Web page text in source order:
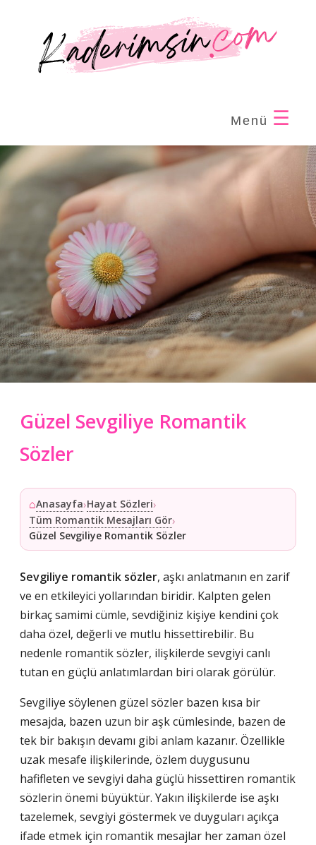
Menü ☰
Güzel Sevgiliye Romantik
Sözler
⌂Anasayfa›Hayat Sözleri›
Tüm Romantik Mesajları Gör›
Güzel Sevgiliye Romantik Sözler
Sevgiliye romantik sözler, aşkı anlatmanın en zarif
ve en etkileyici yollarından biridir. Kalpten gelen
birkaç samimi cümle, sevdiğiniz kişiye kendini çok
daha özel, değerli ve mutlu hissettirebilir. Bu
nedenle romantik sözler, ilişkilerde sevgiyi canlı
tutan en güçlü anlatımlardan biri olarak görülür.
Sevgiliye söylenen güzel sözler bazen kısa bir
mesajda, bazen uzun bir aşk cümlesinde, bazen de
tek bir bakışın devamı gibi anlam kazanır. Özellikle
uzak mesafe ilişkilerinde, özlem duygusunu
hafifleten ve sevgiyi daha güçlü hissettiren romantik
sözlerin önemi büyüktür. Yakın ilişkilerde ise aşkı
tazelemek, sevgiyi göstermek ve duyguları açıkça
ifade etmek için romantik mesajlar her zaman özel